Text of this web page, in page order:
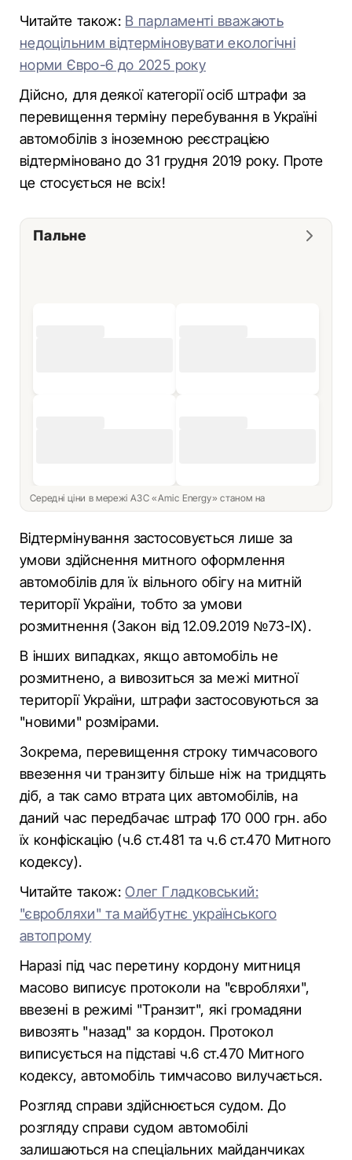
Читайте також: В парламенті вважають
недоцільним відтерміновувати екологічні
норми Євро-6 до 2025 року
Дійсно, для деякої категорії осіб штрафи за
перевищення терміну перебування в Україні
автомобілів з іноземною реєстрацією
відтерміновано до 31 грудня 2019 року. Проте
це стосується не всіх!
Пальне
Середні ціни в мережі АЗС «Amic Energy» станом на
Відтермінування застосовується лише за
умови здійснення митного оформлення
автомобілів для їх вільного обігу на митній
території України, тобто за умови
розмитнення (Закон від 12.09.2019 №73-IX).
В інших випадках, якщо автомобіль не
розмитнено, а вивозиться за межі митної
території України, штрафи застосовуються за
"новими" розмірами.
Зокрема, перевищення строку тимчасового
ввезення чи транзиту більше ніж на тридцять
діб, а так само втрата цих автомобілів, на
даний час передбачає штраф 170 000 грн. або
їх конфіскацію (ч.6 ст.481 та ч.6 ст.470 Митного
кодексу).
Читайте також:Олег Гладковський:
"євробляхи" та майбутнє українського
автопрому
Наразі під час перетину кордону митниця
масово виписує протоколи на "євробляхи",
ввезені в режимі "Транзит", які громадяни
вивозять "назад" за кордон. Протокол
виписується на підставі ч.6 ст.470 Митного
кодексу, автомобіль тимчасово вилучається.
Розгляд справи здійснюється судом. До
розгляду справи судом автомобілі
залишаються на спеціальних майданчиках